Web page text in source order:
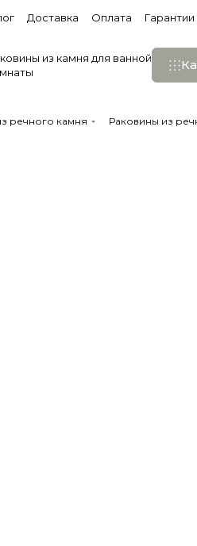
Доставка Оплата Гарантии
из камня для ванной
речного камня Раковины из